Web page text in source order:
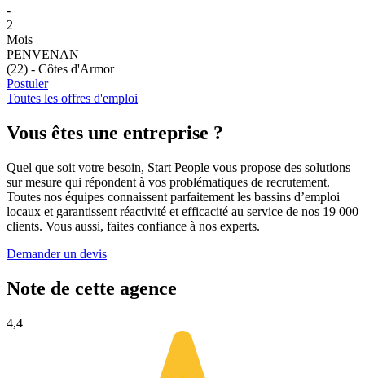
-
2
Mois
PENVENAN
(22) - Côtes d'Armor
Postuler
Toutes les offres d'emploi
Vous êtes une entreprise ?
Quel que soit votre besoin, Start People vous propose des solutions
sur mesure qui répondent à vos problématiques de recrutement.
Toutes nos équipes connaissent parfaitement les bassins d’emploi
locaux et garantissent réactivité et efficacité au service de nos 19 000
clients. Vous aussi, faites confiance à nos experts.
Demander un devis
Note de cette agence
4,4